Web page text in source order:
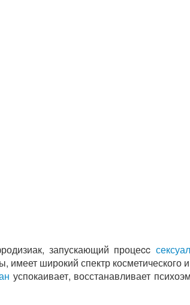
запускающий процеcc
широкий спектр косметического
успокаивает, восстанавливает